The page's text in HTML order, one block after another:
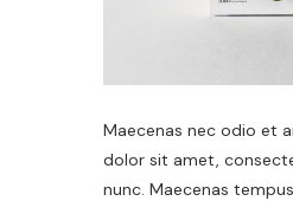
Maecenas nec odio et
dolor sit amet,
nunc. Maecenas